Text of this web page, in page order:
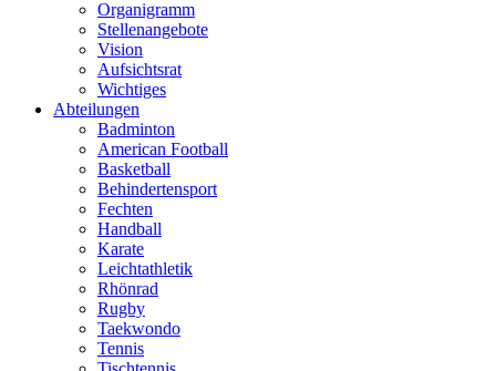
Organigramm
Stellenangebote
Vision
Aufsichtsrat
Wichtiges
Abteilungen
Badminton
American Football
Basketball
Behindertensport
Fechten
Handball
Karate
Leichtathletik
Rhönrad
Rugby
Taekwondo
Tennis